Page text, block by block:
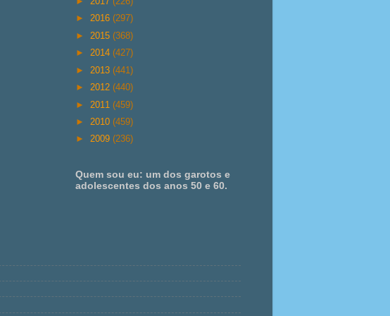
► 2016 (297)
► 2015 (368)
► 2014 (427)
► 2013 (441)
► 2012 (440)
► 2011 (459)
► 2010 (459)
► 2009 (236)
Quem sou eu: um dos garotos e
adolescentes dos anos 50 e 60.